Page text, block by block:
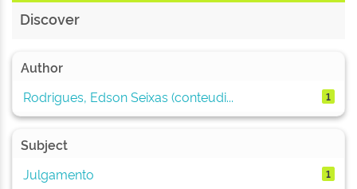
Discover
Author
Rodrigues, Edson Seixas (conteudi...
1
Subject
Julgamento
1